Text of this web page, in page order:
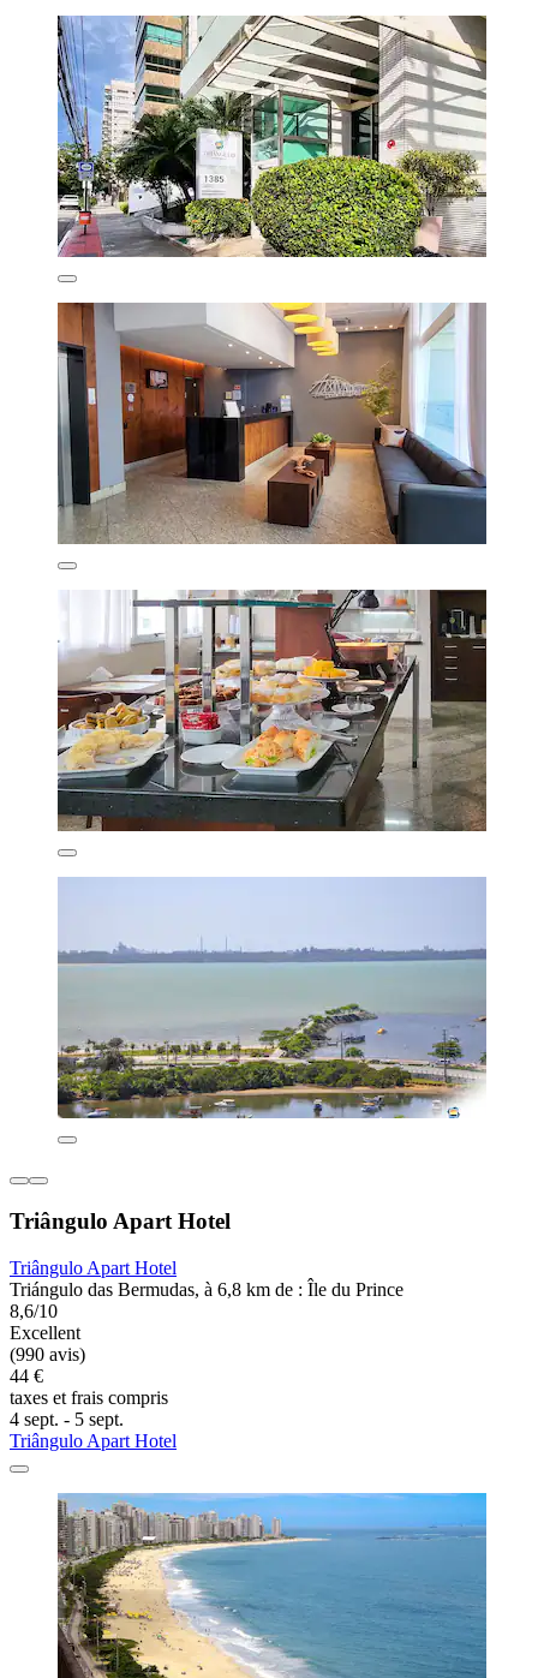
Triângulo Apart Hotel
Triângulo Apart Hotel
Triángulo das Bermudas, à 6,8 km de : Île du Prince
8,6/10
Excellent
(990 avis)
44 €
taxes et frais compris
4 sept. - 5 sept.
Triângulo Apart Hotel